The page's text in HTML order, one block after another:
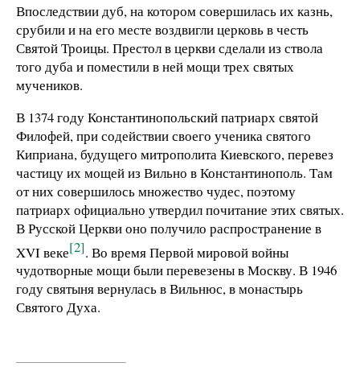
Впоследствии дуб, на котором совершилась их казнь,
срубили и на его месте воздвигли церковь в честь
Святой Троицы. Престол в церкви сделали из ствола
того дуба и поместили в ней мощи трех святых
мучеников.
В 1374 году Константинопольский патриарх святой
Филофей, при содействии своего ученика святого
Киприана, будущего митрополита Киевского, перевез
частицу их мощей из Вильно в Константинополь. Там
от них совершилось множество чудес, поэтому
патриарх официально утвердил почитание этих святых.
В Русской Церкви оно получило распространение в
XVI веке[2]. Во время Первой мировой войны
чудотворные мощи были перевезены в Москву. В 1946
году святыня вернулась в Вильнюс, в монастырь
Святого Духа.